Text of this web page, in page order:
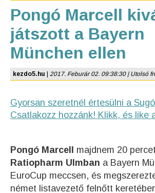
Pongó Marcell
játszott a Bayern
München ellen
kezdo5.hu 2017. Feburár 02. 09:38:30 | Utolsó
Gyorsan szeretnél értesülni a
Csatlakozz hozzánk! Klikk, és like
Pongó Marcell
majdnem 20
Ratiopharm Ulmban a Bayern
EuroCup meccsen, és
német listavezető felnőtt